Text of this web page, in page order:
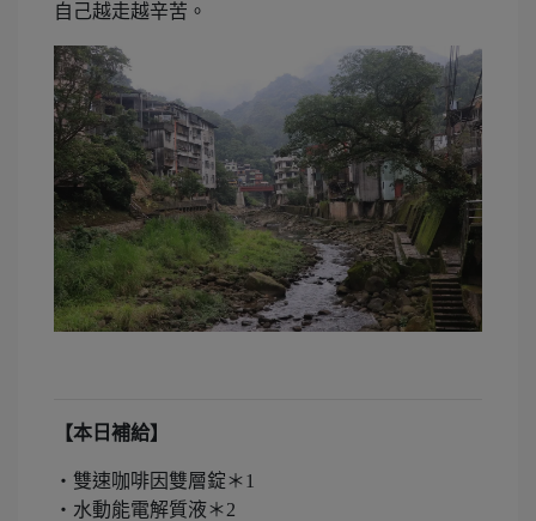
自己越走越辛苦。
【本日補給】
・雙速咖啡因雙層錠＊1
・水動能電解質液＊2